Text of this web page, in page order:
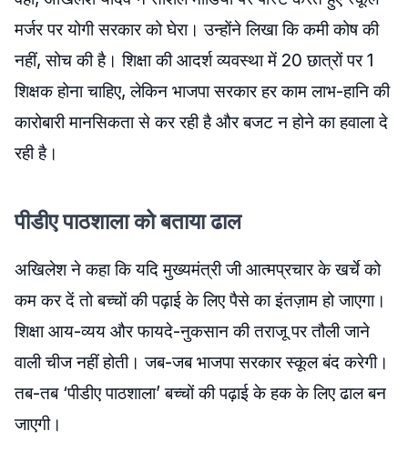
मर्जर पर योगी सरकार को घेरा। उन्होंने लिखा कि कमी कोष की
नहीं, सोच की है। शिक्षा की आदर्श व्यवस्था में 20 छात्रों पर 1
शिक्षक होना चाहिए, लेकिन भाजपा सरकार हर काम लाभ-हानि की
कारोबारी मानसिकता से कर रही है और बजट न होने का हवाला दे
रही है।
पीडीए पाठशाला को बताया ढाल
अखिलेश ने कहा कि यदि मुख्यमंत्री जी आत्मप्रचार के खर्चे को
कम कर दें तो बच्चों की पढ़ाई के लिए पैसे का इंतज़ाम हो जाएगा।
शिक्षा आय-व्यय और फायदे-नुकसान की तराजू पर तौली जाने
वाली चीज नहीं होती। जब-जब भाजपा सरकार स्कूल बंद करेगी।
तब-तब ‘पीडीए पाठशाला’ बच्चों की पढ़ाई के हक के लिए ढाल बन
जाएगी।